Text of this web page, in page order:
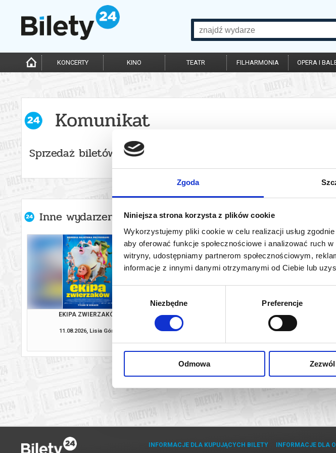
Zgoda
Niniejsza strona korzysta z plików cookie
Wykorzystujemy pliki cookie w celu realizacji usług zgodnie
aby oferować funkcje społecznościowe i analizować ruch
witryny, udostępniamy partnerom społecznościowym,
informacje z innymi danymi otrzymanymi od Ciebie lub
zgody
Niezbędne Preferencje
Odmowa
KONCERTY KINO TEATR FILHARMONIA OPERA I
Komunikat
Sprzedaż biletów on-line na wydarzenie została zakończona.
Inne wydarzenia organizatora
EKIPA ZWIERZAKÓW
11.08.2026, Lisia Góra
kup bilet
kup bilet
INFORMACJE DLA KUPUJĄCYCH BILETY INFORMACJE DLA